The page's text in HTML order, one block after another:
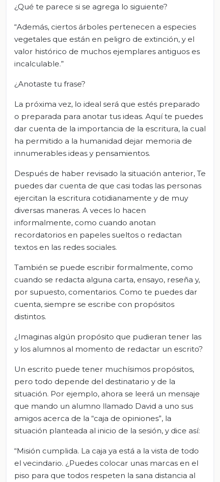
¿Qué te parece si se agrega lo siguiente?
“Además, ciertos árboles pertenecen a especies
vegetales que están en peligro de extinción, y el
valor histórico de muchos ejemplares antiguos es
incalculable.”
¿Anotaste tu frase?
La próxima vez, lo ideal será que estés preparado
o preparada para anotar tus ideas. Aquí te puedes
dar cuenta de la importancia de la escritura, la cual
ha permitido a la humanidad dejar memoria de
innumerables ideas y pensamientos.
Después de haber revisado la situación anterior, Te
puedes dar cuenta de que casi todas las personas
ejercitan la escritura cotidianamente y de muy
diversas maneras. A veces lo hacen
informalmente, como cuando anotan
recordatorios en papeles sueltos o redactan
textos en las redes sociales.
También se puede escribir formalmente, como
cuando se redacta alguna carta, ensayo, reseña y,
por supuesto, comentarios. Como te puedes dar
cuenta, siempre se escribe con propósitos
distintos.
¿Imaginas algún propósito que pudieran tener las
y los alumnos al momento de redactar un escrito?
Un escrito puede tener muchísimos propósitos,
pero todo depende del destinatario y de la
situación. Por ejemplo, ahora se leerá un mensaje
que mando un alumno llamado David a uno sus
amigos acerca de la “caja de opiniones”, la
situación planteada al inicio de la sesión, y dice así:
“Misión cumplida. La caja ya está a la vista de todo
el vecindario. ¿Puedes colocar unas marcas en el
piso para que todos respeten la sana distancia al